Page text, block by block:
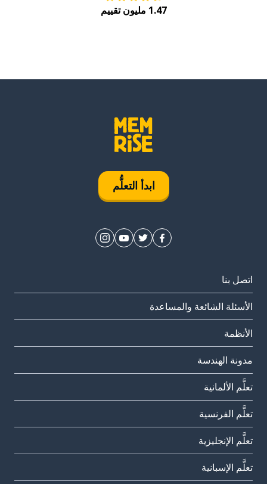
1.47 مليون تقييم
ابدأ التعلُّم
اتصل بنا
الأسئلة الشائعة والمساعدة
الأنظمة
مدونة الهندسة
تعلَّم الألمانية
تعلَّم الفرنسية
تعلَّم الإنجليزية
تعلَّم الإسبانية